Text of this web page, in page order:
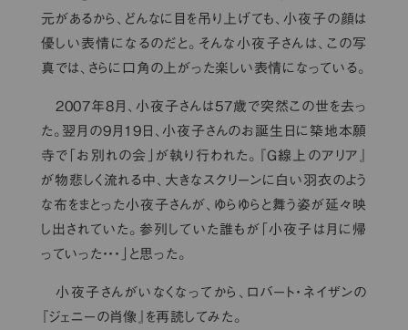
元があるから、どんなに目を吊り上げても、小夜子の顔は
優しい表情になるのだと。そんな小夜子さんは、この写
真では、さらに口角の上がった楽しい表情になっている。
2007年8月、小夜子さんは57歳で突然この世を去っ
た。翌月の9月19日、小夜子さんのお誕生日に築地本願
寺で「お別れの会」が執り行われた。『Ｇ線上のアリア』
が物悲しく流れる中、大きなスクリーンに白い羽衣のよう
な布をまとった小夜子さんが、ゆらゆらと舞う姿が延々映
し出されていた。参列していた誰もが「小夜子は月に帰
っていった・・・」と思った。
小夜子さんがいなくなってから、ロバート・ネイザンの
『ジェニーの肖像』を再読してみた。